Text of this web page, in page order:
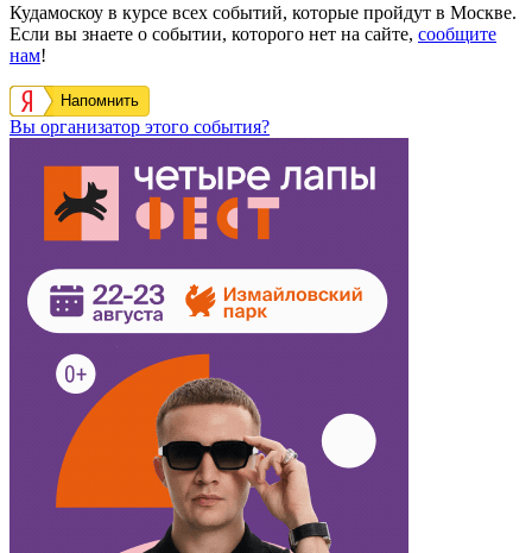
Кудамоскоу в курсе всех событий, которые пройдут в Москве.
Если вы знаете о событии, которого нет на сайте, сообщите
нам!
Напомнить
Вы организатор этого события?